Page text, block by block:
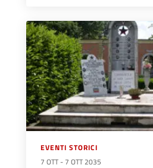
EVENTI STORICI
7 OTT - 7 OTT 2035